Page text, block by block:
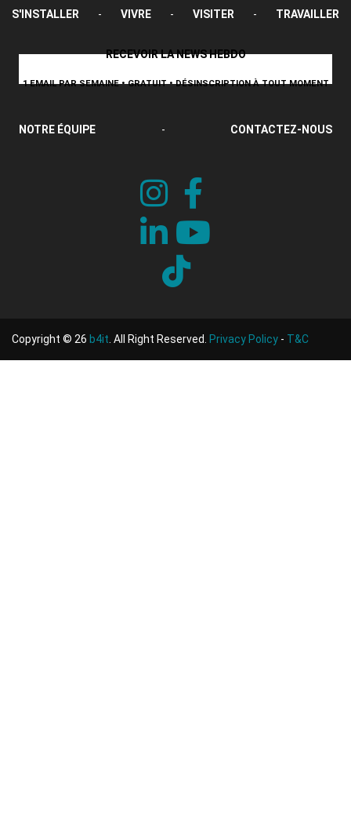
S'INSTALLER - VIVRE - VISITER - TRAVAILLER
RECEVOIR LA NEWS HEBDO
1 EMAIL PAR SEMAINE • GRATUIT • DÉSINSCRIPTION À TOUT MOMENT
NOTRE ÉQUIPE - CONTACTEZ-NOUS
Copyright © 26 b4it . All Right Reserved. Privacy Policy - T&C